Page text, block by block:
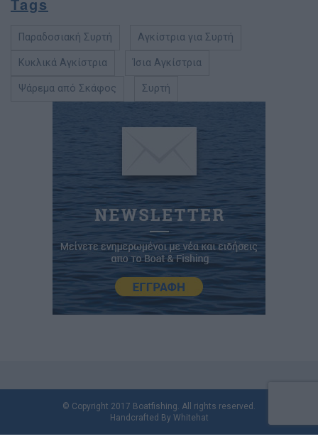
Παραδοσιακή Συρτή Αγκίστρια για Συρτή
Κυκλικά Αγκίστρια Ίσια Αγκίστρια
Ψάρεμα από Σκάφος Συρτή
© Copyright 2017 Boatfishing. All rights reserved.
Handcrafted By Whitehat